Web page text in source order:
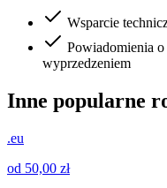
Wsparcie
Powiadomienia
wyprzedzeniem
Inne popularne
.eu
od 50,00 zł